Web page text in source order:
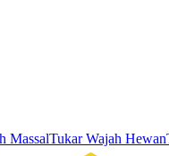
MassalTukar Wajah Hewan